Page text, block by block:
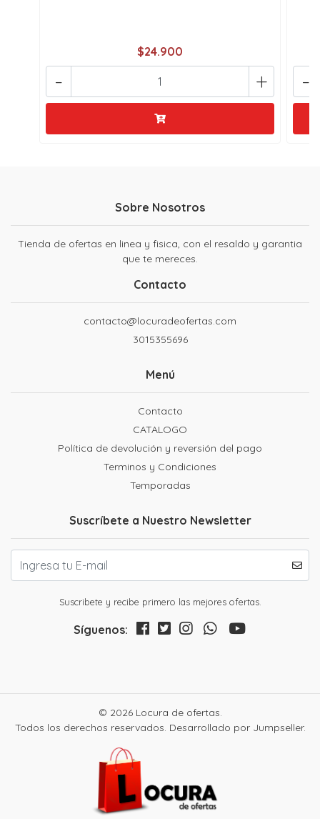
$24.900
+
- -
Sobre Nosotros
Tienda de ofertas en linea y fisica, con el resaldo y garantia
que te mereces.
Contacto
contacto@locuradeofertas.com
3015355696
Menú
Contacto
CATALOGO
Política de devolución y reversión del pago
Terminos y Condiciones
Temporadas
Suscríbete a Nuestro Newsletter
Suscribete y recibe primero las mejores ofertas.
Síguenos:
© 2026 Locura de ofertas.
Todos los derechos reservados. Desarrollado por Jumpseller.